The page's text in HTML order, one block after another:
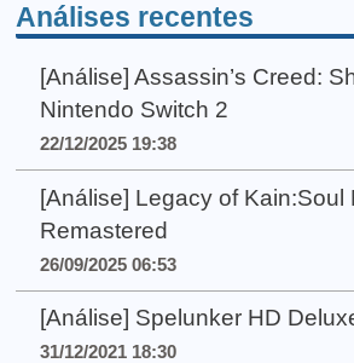
Análises recentes
[Análise] Assassin’s Creed:
Nintendo Switch 2
22/12/2025 19:38
[Análise] Legacy of Kain:Soul
Remastered
26/09/2025 06:53
[Análise] Spelunker HD
31/12/2021 18:30